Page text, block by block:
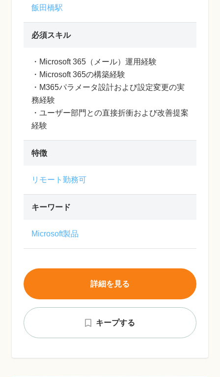
飯田橋駅
必須スキル
・Microsoft 365（メール）運用経験
・Microsoft 365の構築経験
・M365パラメータ設計および設定変更の実
務経験
・ユーザー部門との直接折衝および改善提案
経験
特徴
リモート勤務可
キーワード
Microsoft製品
キープする
詳細を見る